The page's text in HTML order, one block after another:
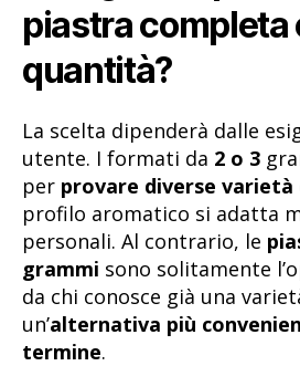
piastra completa
quantità?
La scelta dipenderà dalle
utente. I formati da 2 o 3
per provare diverse varietà
profilo aromatico si adatta
personali. Al contrario, le
grammi sono solitamente
da chi conosce già una
un’alternativa più
termine.